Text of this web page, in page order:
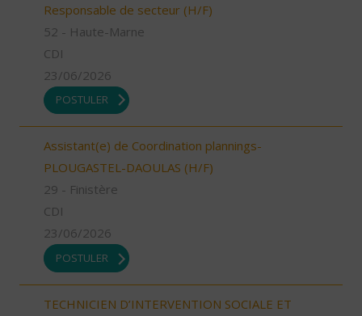
Responsable de secteur (H/F)
52 - Haute-Marne
CDI
23/06/2026
POSTULER
Assistant(e) de Coordination plannings-
PLOUGASTEL-DAOULAS (H/F)
29 - Finistère
CDI
23/06/2026
POSTULER
TECHNICIEN D’INTERVENTION SOCIALE ET